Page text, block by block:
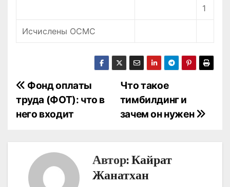
1
Исчислены ОСМС
Н
а
Что такое
тимбилдинг и
зачем он нужен
Фонд оплаты
труда (ФОТ): что в
него входит
Автор:Кайрат
Жанатхан